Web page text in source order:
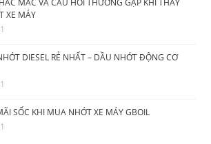
XE MÁY
DIESEL RẺ NHẤT – DẦU NHỚT ĐỘNG CƠ
SỐC KHI MUA NHỚT XE MÁY GBOIL